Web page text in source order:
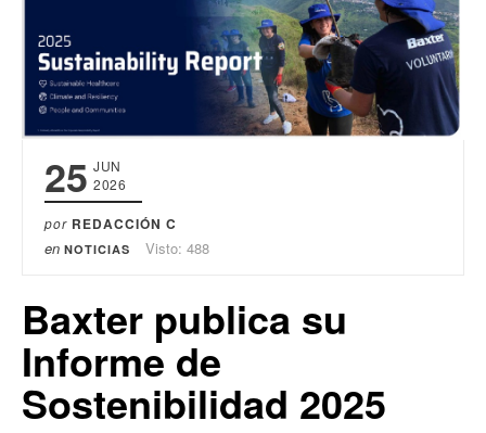
25 JUN
2026
por REDACCIÓN C
en NOTICIAS Visto: 488
Baxter publica su
Informe de
Sostenibilidad 2025